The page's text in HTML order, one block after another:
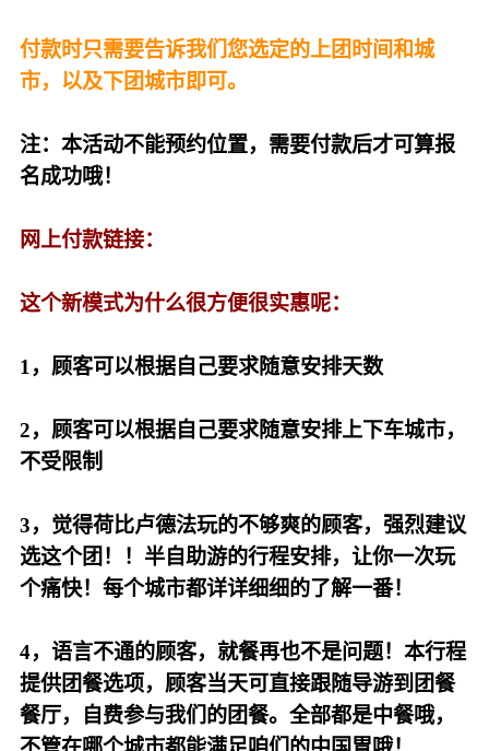
付款时只需要告诉我们您选定的上团时间和城
市，以及下团城市即可。
注：本活动不能预约位置，需要付款后才可算报
名成功哦！
网上付款链接：
这个新模式为什么很方便很实惠呢：
1，顾客可以根据自己要求随意安排天数
2，顾客可以根据自己要求随意安排上下车城市，
不受限制
3，觉得荷比卢德法玩的不够爽的顾客，强烈建议
选这个团！！半自助游的行程安排，让你一次玩
个痛快！每个城市都详详细细的了解一番！
4，语言不通的顾客，就餐再也不是问题！本行程
提供团餐选项，顾客当天可直接跟随导游到团餐
餐厅，自费参与我们的团餐。全部都是中餐哦，